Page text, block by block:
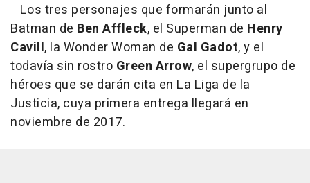
Los tres personajes que formarán junto al
Batman de Ben Affleck, el Superman de Henry
Cavill, la Wonder Woman de Gal Gadot, y el
todavía sin rostro Green Arrow, el supergrupo de
héroes que se darán cita en La Liga de la
Justicia, cuya primera entrega llegará en
noviembre de 2017.